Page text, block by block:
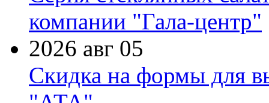
компании "Гала-центр"
2026 авг 05
Скидка на формы для